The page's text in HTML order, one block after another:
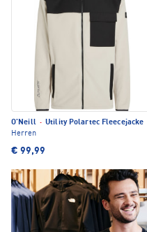
O'Neill · Utility Polartec Fleecejacke
Herren
€ 99,99